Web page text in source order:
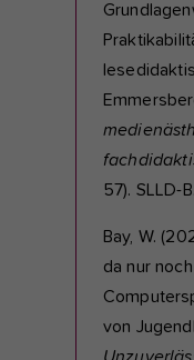
57). SLLD-
Bay, W.
da nur
von